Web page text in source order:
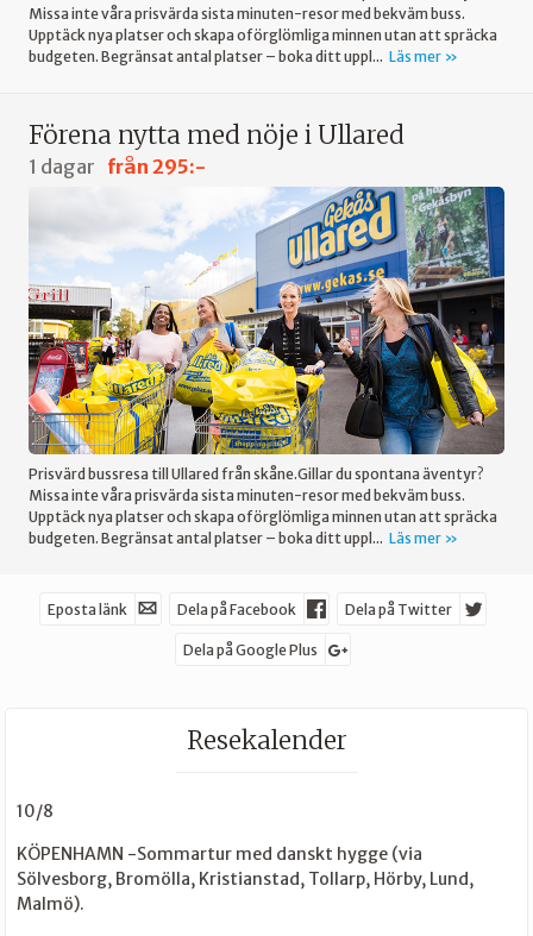
Missa inte våra prisvärda sista minuten-resor med bekväm buss.
Upptäck nya platser och skapa oförglömliga minnen utan att spräcka
budgeten. Begränsat antal platser – boka ditt uppl... Läs mer
Förena nytta med nöje i Ullared
1 dagar från 295:-
Prisvärd bussresa till Ullared från skåne.Gillar du spontana äventyr?
Missa inte våra prisvärda sista minuten-resor med bekväm buss.
Upptäck nya platser och skapa oförglömliga minnen utan att spräcka
budgeten. Begränsat antal platser – boka ditt uppl... Läs mer
Eposta länk Dela på Facebook Dela på Twitter
Dela på Google Plus
Resekalender
10/8
KÖPENHAMN -Sommartur med danskt hygge (via
Sölvesborg, Bromölla, Kristianstad, Tollarp, Hörby, Lund,
Malmö).